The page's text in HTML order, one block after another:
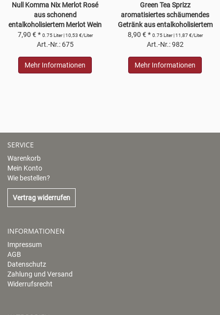
Null Komma Nix Merlot Rosé
aus schonend
entalkoholisiertem Merlot Wein
unter 0,5% Alkoholgehalt
7,90 € * 0.75 Liter | 10,53 €/Liter
Art.-Nr.: 675
Mehr Informationen
Green Tea Sprizz
aromatisiertes schäumendes
Getränk aus entalkoholisiertem
Wein
8,90 € * 0.75 Liter | 11,87 €/Liter
Art.-Nr.: 982
Mehr Informationen
SERVICE
Warenkorb
Mein Konto
Wie bestellen?
Vertrag widerrufen
INFORMATIONEN
Impressum
AGB
Datenschutz
Zahlung und Versand
Widerrufsrecht